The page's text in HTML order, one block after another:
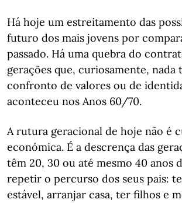
Há hoje um estreitamento das
futuro dos mais jovens por
passado. Há uma quebra do
gerações que, curiosamente, nada
confronto de valores ou de
aconteceu nos Anos 60/70.
A rutura geracional de hoje não é
económica. É a descrença das
têm 20, 30 ou até mesmo 40 anos
repetir o percurso dos seus pais:
estável, arranjar casa, ter filhos e